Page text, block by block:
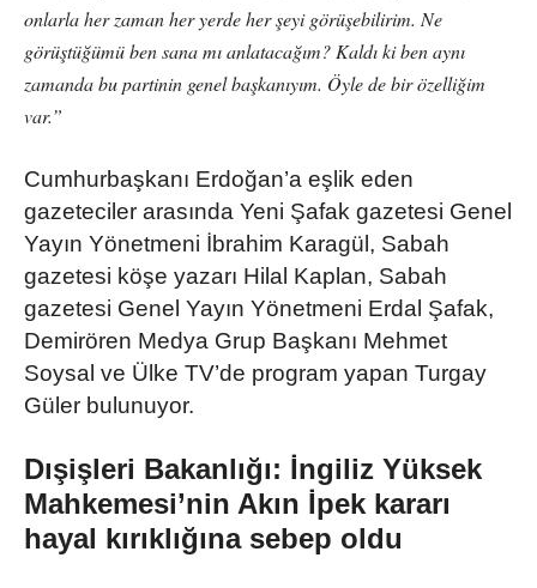
onlarla her zaman her yerde her şeyi görüşebilirim. Ne
görüştüğümü ben sana mı anlatacağım? Kaldı ki ben aynı
zamanda bu partinin genel başkanıyım. Öyle de bir özelliğim
var.”
Cumhurbaşkanı Erdoğan’a eşlik eden
gazeteciler arasında Yeni Şafak gazetesi Genel
Yayın Yönetmeni İbrahim Karagül, Sabah
gazetesi köşe yazarı Hilal Kaplan, Sabah
gazetesi Genel Yayın Yönetmeni Erdal Şafak,
Demirören Medya Grup Başkanı Mehmet
Soysal ve Ülke TV’de program yapan Turgay
Güler bulunuyor.
Dışişleri Bakanlığı: İngiliz Yüksek
Mahkemesi’nin Akın İpek kararı
hayal kırıklığına sebep oldu